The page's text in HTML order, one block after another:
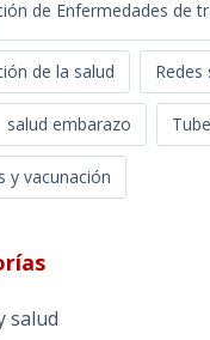
de Enfermedades de
de la salud
Redes
salud embarazo
y vacunación
salud